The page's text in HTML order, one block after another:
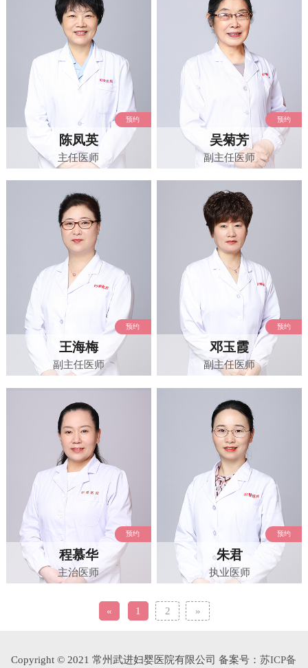
预约
陈凤英
主任医师
预约
吴菊芳
副主任医师
预约
王海梅
副主任医师
预约
邓玉霞
副主任医师
预约
程慕华
主治医师
预约
朱君
执业医师
« 1 2 »
Copyright © 2021 常州武进妇婴医院有限公司 备案号：苏ICP备